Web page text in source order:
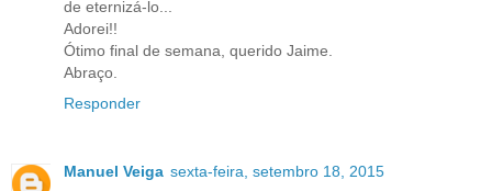
de eternizá-lo...
Adorei!!
Ótimo final de semana, querido Jaime.
Abraço.
Responder
Manuel Veiga sexta-feira, setembro 18, 2015